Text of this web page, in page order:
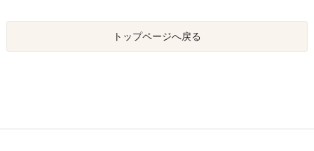
トップページへ戻る